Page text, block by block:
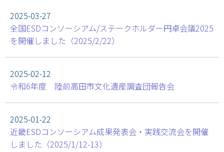
2025-03-27
全国ESDコンソーシアム/ステークホルダー円卓会議2025
を開催しました（2025/2/22）
2025-02-12
令和6年度 陸前高田市文化遺産調査団報告会
2025-01-22
近畿ESDコンソーシアム成果発表会・実践交流会を開催
しました（2025/1/12-13）